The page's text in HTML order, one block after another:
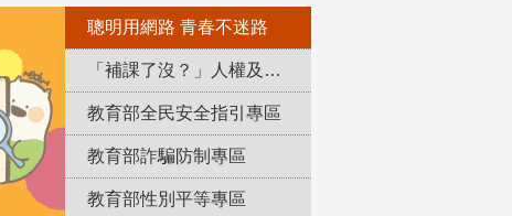
聰明用網路 青春不迷路
「補課了沒？」人權及轉型正義教育專區
教育部全民安全指引專區
教育部詐騙防制專區
教育部性別平等專區